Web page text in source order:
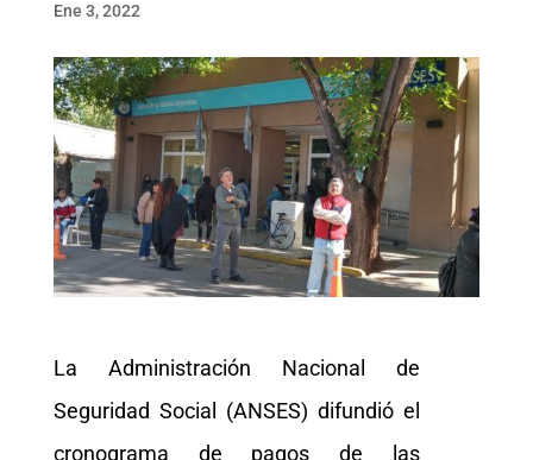
Ene 3, 2022
La Administración Nacional de
Seguridad Social (ANSES) difundió el
cronograma de pagos de las